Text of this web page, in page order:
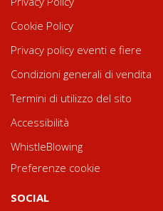
Cookie Policy
Privacy policy eventi e fiere
Condizioni generali di vendita
Termini di utilizzo del sito
Accessibilità
WhistleBlowing
Preferenze cookie
SOCIAL